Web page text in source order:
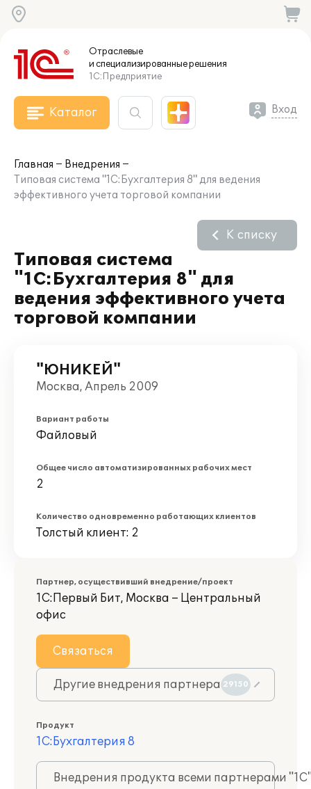
Отраслевые
и специализированныерешения
1С:Предприятие
Каталог Вход
Главная
Внедрения
Типовая система "1С:Бухгалтерия 8" для ведения
эффективного учета торговой компании
Типовая система
"1С:Бухгалтерия 8" для
ведения эффективного учета
торговой компании
К списку
"ЮНИКЕЙ"
Москва, Апрель 2009
Вариант работы
Файловый
Общее число автоматизированных рабочих мест
2
Количество одновременно работающих клиентов
Толстый клиент: 2
Партнер, осуществивший внедрение/проект
1С:Первый Бит, Москва – Центральный
офис
Связаться
Другие внедрения партнера 29150
Продукт
1С:Бухгалтерия 8
Внедрения продукта всеми партнерами